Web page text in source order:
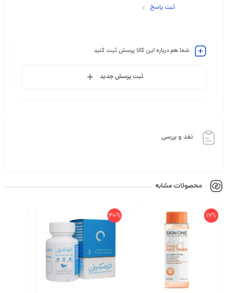
ثبت پاسخ
شما هم درباره این کالا پرسش ثبت کنید
ثبت پرسش جدید
نقد و بررسی
محصولات مشابه
17%
40%